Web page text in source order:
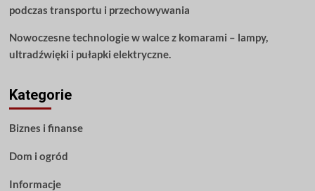
podczas transportu i przechowywania
Nowoczesne technologie w walce z komarami – lampy,
ultradźwięki i pułapki elektryczne.
Kategorie
Biznes i finanse
Dom i ogród
Informacje